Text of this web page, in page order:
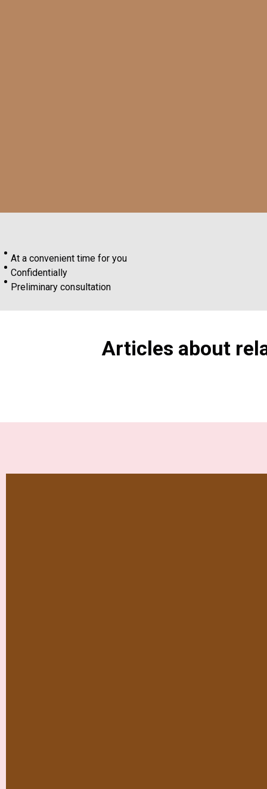
At a convenient time for you
Confidentially
Preliminary consultation
Articles about